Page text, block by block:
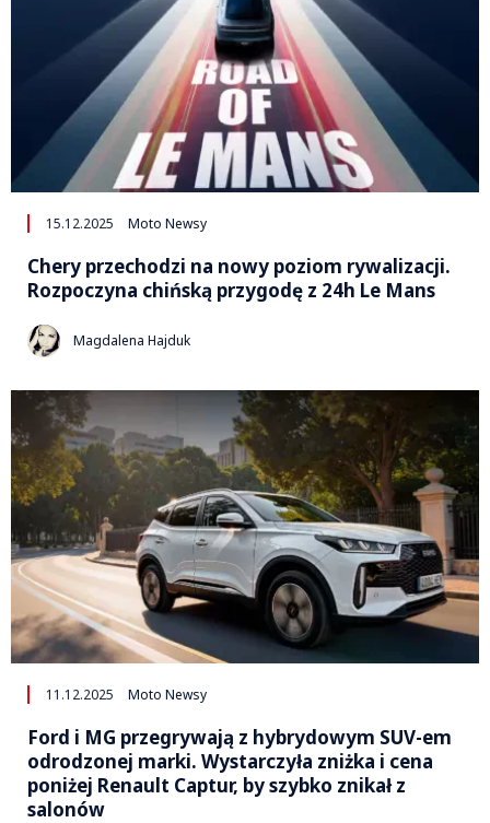
15.12.2025 Moto Newsy
Chery przechodzi na nowy poziom rywalizacji.
Rozpoczyna chińską przygodę z 24h Le Mans
Magdalena Hajduk
11.12.2025 Moto Newsy
Ford i MG przegrywają z hybrydowym SUV-em
odrodzonej marki. Wystarczyła zniżka i cena
poniżej Renault Captur, by szybko znikał z
salonów